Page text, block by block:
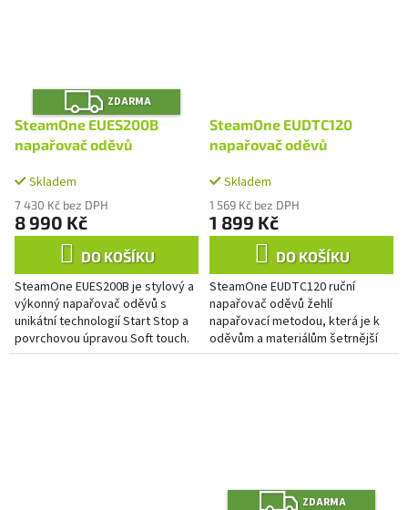
Z
D
A
R
M
ZDARMA
SteamOne EUES200B
napařovač oděvů
Skladem
7 430 Kč bez DPH
8 990 Kč
DO KOŠÍKU
SteamOne EUES200B je stylový a
výkonný napařovač oděvů s
unikátní technologií Start Stop a
povrchovou úpravou Soft touch.
Žehlí napařovací metodou, která
SteamOne EUDTC120
napařovač oděvů
Skladem
1 569 Kč bez DPH
1 899 Kč
DO KOŠÍKU
SteamOne EUDTC120 ruční
napařovač oděvů žehlí
napařovací metodou, která je k
oděvům a materiálům šetrnější
než klasická žehlička. Napařovač
Z
ZDARMA